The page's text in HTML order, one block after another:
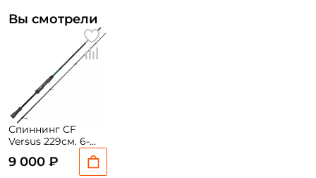
Вы смотрели
Спиннинг CF
Versus 229см. 6-
24гр. 100гр. extra
fast / VSR762MLT
9 000 ₽